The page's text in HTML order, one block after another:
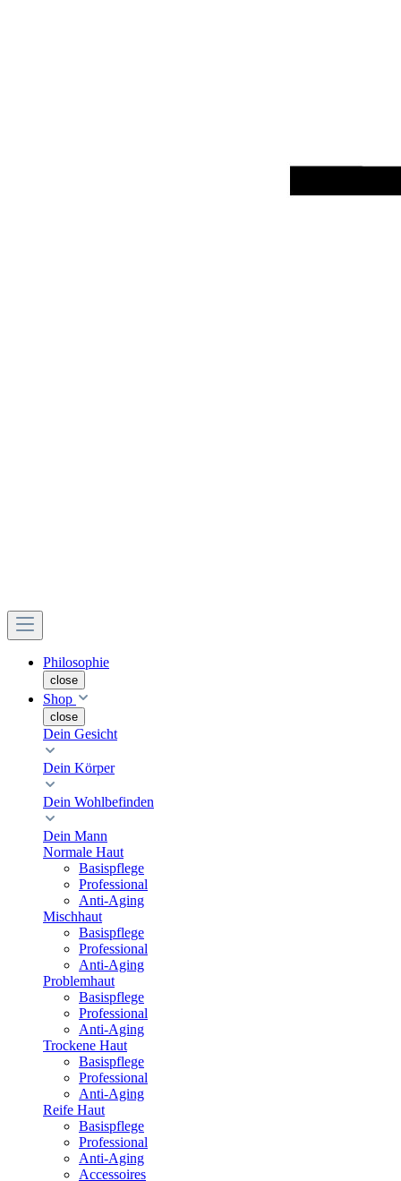
Philosophie
close
Shop
close
Dein Gesicht
Dein Körper
Dein Wohlbefinden
Dein Mann
Normale Haut
Basispflege
Professional
Anti-Aging
Mischhaut
Basispflege
Professional
Anti-Aging
Problemhaut
Basispflege
Professional
Anti-Aging
Trockene Haut
Basispflege
Professional
Anti-Aging
Reife Haut
Basispflege
Professional
Anti-Aging
Accessoires